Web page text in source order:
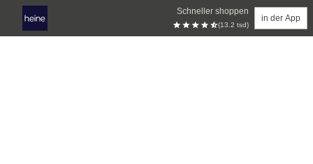
Schneller shoppen
(13.2 tsd)
in der App